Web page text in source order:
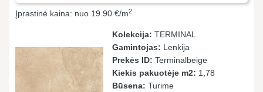
Įprastinė kaina: nuo 19.90 €/m2
Kolekcija: TERMINAL
Gamintojas: Lenkija
Prekės ID: Terminalbeige
Kiekis pakuotėje m2: 1,78
Būsena: Turime